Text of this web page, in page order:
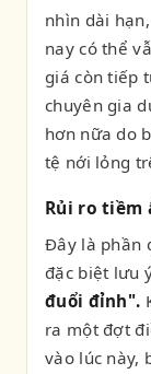
nhìn dài
nay có thể
giá còn tiếp
chuyên gia
hơn nữa do
tệ nới lỏng
Rủi ro tiềm
Đây là phần
đặc biệt lưu
đuổi đỉnh".
ra một đợt
vào lúc này,